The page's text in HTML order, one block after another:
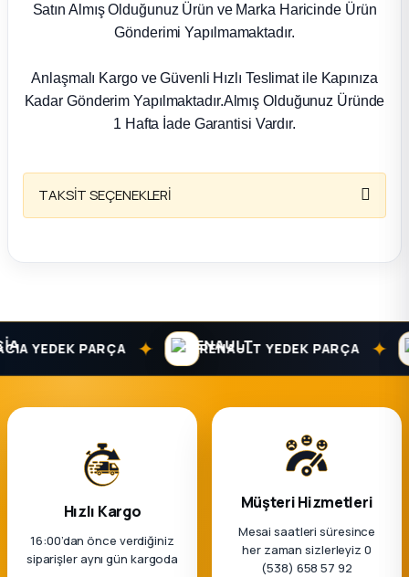
Satın Almış Olduğunuz Ürün ve Marka Haricinde Ürün
Gönderimi Yapılmamaktadır.
Anlaşmalı Kargo ve Güvenli Hızlı Teslimat ile Kapınıza
Kadar Gönderim Yapılmaktadır.Almış Olduğunuz Üründe
1 Hafta İade Garantisi Vardır.
TAKSİT SEÇENEKLERİ
YEDEK PARÇA ✦ RENAULT YEDEK PARÇA ✦
Hızlı Kargo
16:00’dan önce verdiğiniz
siparişler aynı gün kargoda
Müşteri Hizmetleri
Mesai saatleri süresince
her zaman sizlerleyiz 0
(538) 658 57 92